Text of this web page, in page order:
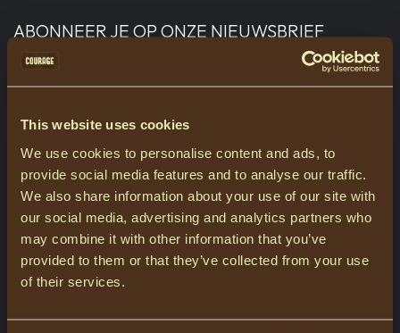
This website uses cookies
We use cookies to personalise content and ads, to
provide social media features and to analyse our traffic.
We also share information about your use of our site with
our social media, advertising and analytics partners who
may combine it with other information that you’ve
provided to them or that they’ve collected from your use
of their services.
MEER INFORMATIE
Heeft u vragen over onze producten of uw aankoop? Bezoek dan
onze klantenservicepagina. Hier vindt u onze bedrijfsgegevens,
antwoorden op veelgestelde vragen en verschillende manieren
om contact met ons op te nemen.
ABONNEER JE OP ONZE NIEUWSBRIEF
Blijf op de hoogte over onze laatste acties